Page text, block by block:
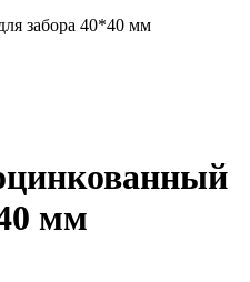
забора 40*40 мм
мм